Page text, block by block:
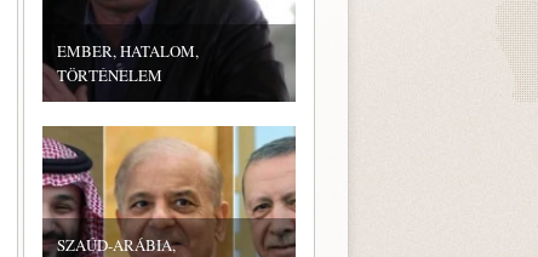
EMBER, HATALOM,
TÖRTÉNELEM
SZAÚD-ARÁBIA,